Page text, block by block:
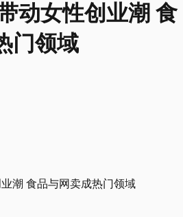
动女性创业潮 食
门领域